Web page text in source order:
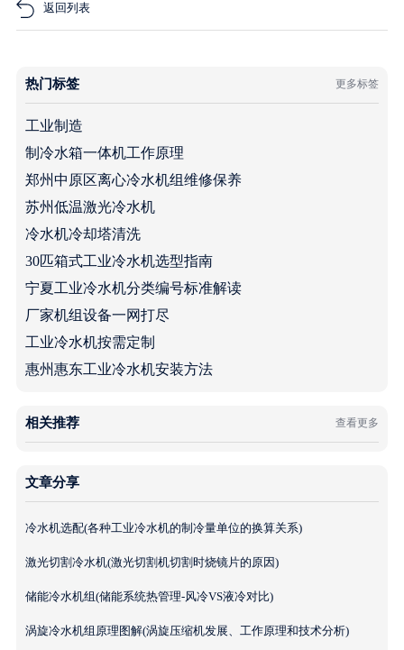
返回列表
热门标签 更多标签
工业制造
制冷水箱一体机工作原理
郑州中原区离心冷水机组维修保养
苏州低温激光冷水机
冷水机冷却塔清洗
30匹箱式工业冷水机选型指南
宁夏工业冷水机分类编号标准解读
厂家机组设备一网打尽
工业冷水机按需定制
惠州惠东工业冷水机安装方法
相关推荐 查看更多
文章分享
冷水机选配(各种工业冷水机的制冷量单位的换算关系)
激光切割冷水机(激光切割机切割时烧镜片的原因)
储能冷水机组(储能系统热管理-风冷VS液冷对比)
涡旋冷水机组原理图解(涡旋压缩机发展、工作原理和技术分析)